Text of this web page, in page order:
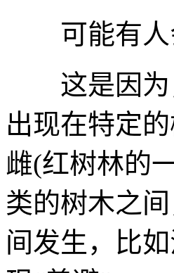
可能有人
这是因为
出现在特定
雌(红树林的
类的树木之
间发生，比